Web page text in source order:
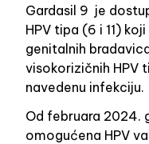
Gardasil 9 je
HPV tipa (6 i 11)
genitalnih
visokorizičnih HPV
navedenu infekciju.
Od februara 2024.
omogućena HPV